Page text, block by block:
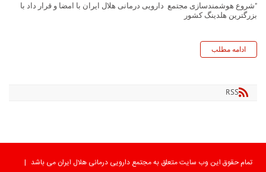
"شروع هوشمندسازی مجتمع دارویی درمانی هلال ایران با امضا و قرار داد با
بزرگترین هلدینگ کشور
ادامه مطلب
RSS
تمام حقوق این وب سایت متعلق به مجتمع دارویی درمانی هلال ایران می باشد |